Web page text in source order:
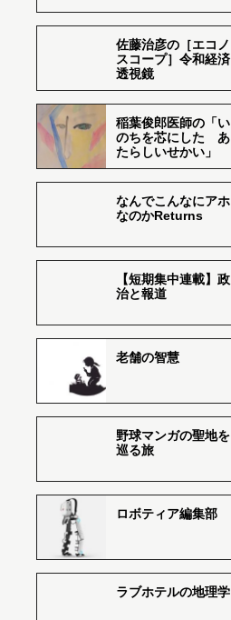
佐藤治彦の［エコノ
スコープ］令和経済
透視鏡
稲葉俊郎医師の「い
のちを芯にした あ
たらしいせかい」
なんでこんなにアホ
なのかReturns
【短期集中連載】政
治と報道
老舗の智慧
野球マンガの聖地を
巡る旅
ロボティア編集部
ラブホテルの地理学